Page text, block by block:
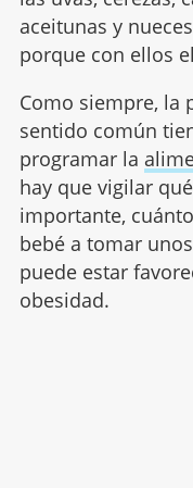
aceitunas y
porque con ellos
Como siempre, la
sentido común
programar la
hay que vigilar
importante,
bebé a tomar
puede estar
obesidad.